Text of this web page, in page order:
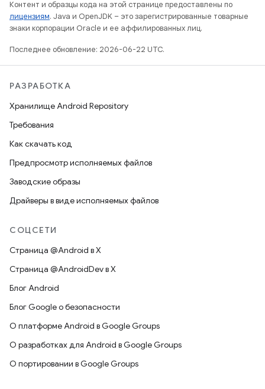
Контент и образцы кода на этой странице предоставлены по
лицензиям. Java и OpenJDK – это зарегистрированные товарные
знаки корпорации Oracle и ее аффилированных лиц.
Последнее обновление: 2026-06-22 UTC.
РАЗРАБОТКА
Хранилище Android Repository
Требования
Как скачать код
Предпросмотр исполняемых файлов
Заводские образы
Драйверы в виде исполняемых файлов
СОЦСЕТИ
Страница @Android в X
Страница @AndroidDev в X
Блог Android
Блог Google о безопасности
О платформе Android в Google Groups
О разработках для Android в Google Groups
О портировании в Google Groups